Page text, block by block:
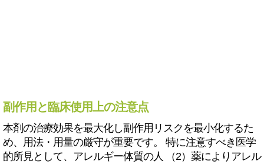
副作用と臨床使用上の注意点
本剤の治療効果を最大化し副作用リスクを最小化するた
め、用法・用量の厳守が重要です。 特に注意すべき医学
的所見として、アレルギー体質の人 （2）薬によりアレル